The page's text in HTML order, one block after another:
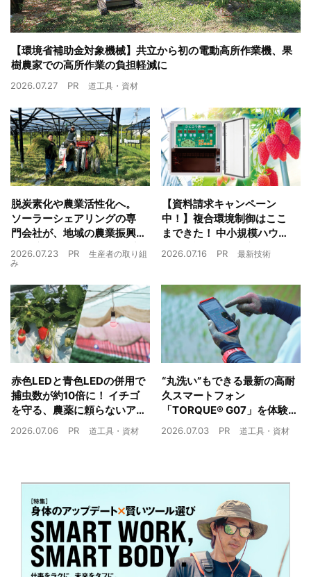
【環境省補助金対象機械】共立から初の電動高所作業機、果
樹農家での高所作業の負担軽減に
2026.07.27 PR 道工具・資材
脱炭素化や農業活性化へ。
ソーラーシェアリングの専
門会社が、地域の農業振興
や経済循環をワンストップ
でサポート
2026.07.23 PR
生産者の取り組
み
【資料請求キャンペーン
中！】複合環境制御はここ
まできた！ 中小規模ハウス
でも検討しやすい高コスパ
複合環境制御装置が誕生
2026.07.16 PR 最新技術
赤色LEDと青色LEDの併用で
捕虫数が約10倍に！ イチゴ
を守る、農薬に頼らないア
ザミウマ対策
2026.07.06 PR 道工具・資材
“丸洗い”もできる最新の高耐
久スマートフォン
「TORQUE® G07」を体験
農業現場の“スマホの弱点”を
2026.07.03 PR 道工具・資材